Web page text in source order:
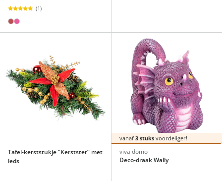
(1)
Tafel-kerststukje “Kerstster” met
leds
vanaf 3 stuksvoordeliger!
viva domo
Deco-draak Wally